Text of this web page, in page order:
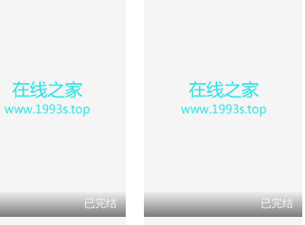
已完结 已完结